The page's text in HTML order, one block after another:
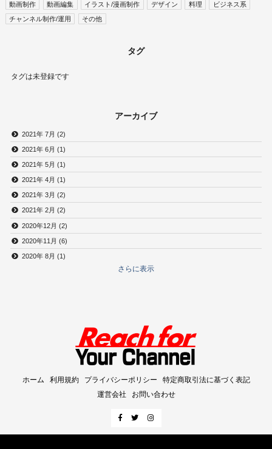
動画制作 動画編集 イラスト/漫画制作 デザイン 料理
ビジネス系
チャンネル制作/運用
その他
タグ
タグは未登録です
アーカイブ
2021年 7月 (2)
2021年 6月 (1)
2021年 5月 (1)
2021年 4月 (1)
2021年 3月 (2)
2021年 2月 (2)
2020年12月 (2)
2020年11月 (6)
2020年 8月 (1)
さらに表示
ホーム 利用規約 プライバシーポリシー
特定商取引法に基づく表記
運営会社
お問い合わせ